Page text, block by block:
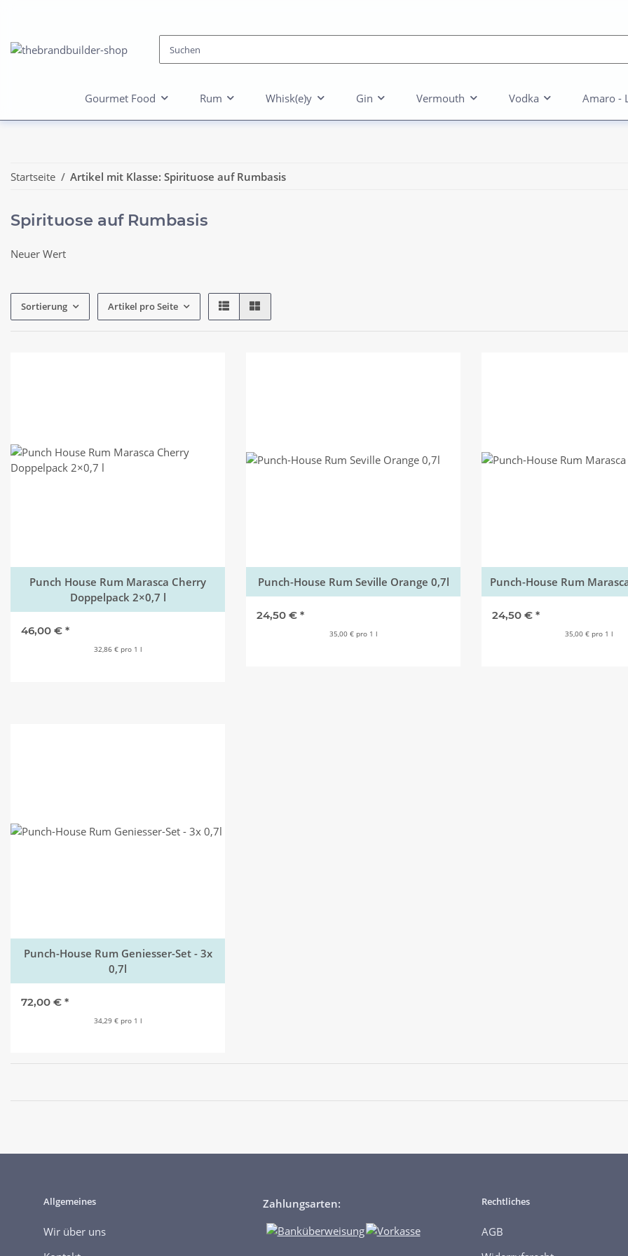
Gourmet Food Rum Whisk(e)y Gin Vermouth Vodka Amaro -
Startseite Artikel mit Klasse: Spirituose auf Rumbasis
Spirituose auf Rumbasis
Neuer Wert
Sortierung Artikel pro Seite
Punch House Rum Marasca Cherry
Doppelpack 2×0,7 l
46,00 € *
32,86 € pro 1 l
Punch-House Rum Seville Orange 0,7l
24,50 € *
35,00 € pro 1 l
Punch-House Rum
24,50 € *
35,00 € pro 1 l
Punch-House Rum Geniesser-Set - 3x
0,7l
72,00 € *
34,29 € pro 1 l
Allgemeines
Wir über uns
Zahlungsarten: Rechtliches
AGB